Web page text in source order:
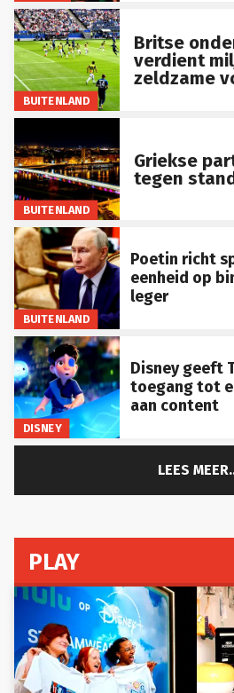
BUITENLAND
Britse
verdient
zeldzame
BUITENLAND
Griekse
tegen
BUITENLAND
Poetin richt
eenheid op
leger
DISNEY
Disney geeft
toegang tot
aan content
LEES
PLAY